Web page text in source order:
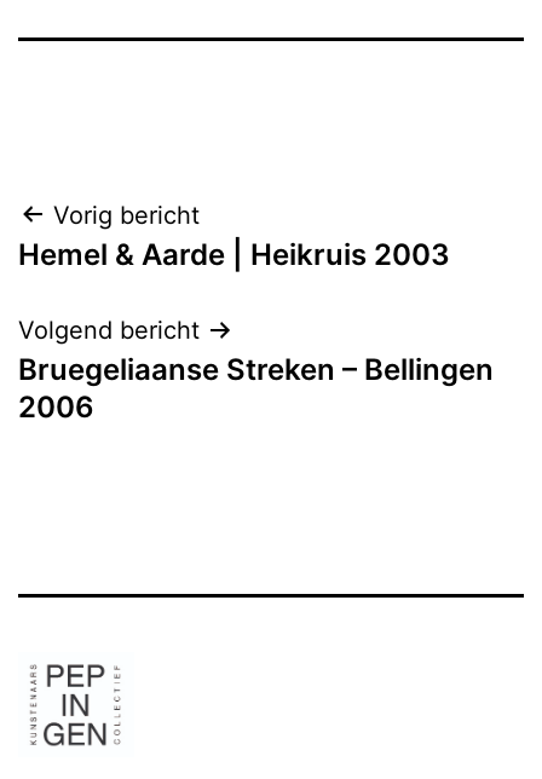
Berichtnavigatie
Vorig bericht
Hemel & Aarde | Heikruis 2003
Volgend bericht
Bruegeliaanse Streken – Bellingen
2006